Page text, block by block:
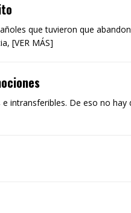
que tuvieron que
[VER MÁS]
intransferibles. De eso no